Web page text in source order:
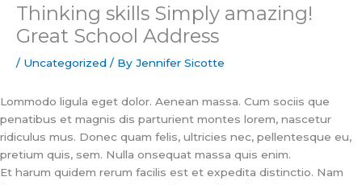
Thinking skills Simply amazing!
Great School Address
/ Uncategorized / By Jennifer Sicotte
Lommodo ligula eget dolor. Aenean massa. Cum sociis que
penatibus et magnis dis parturient montes lorem, nascetur
ridiculus mus. Donec quam felis, ultricies nec, pellentesque eu,
pretium quis, sem. Nulla onsequat massa quis enim.
Et harum quidem rerum facilis est et expedita distinctio. Nam